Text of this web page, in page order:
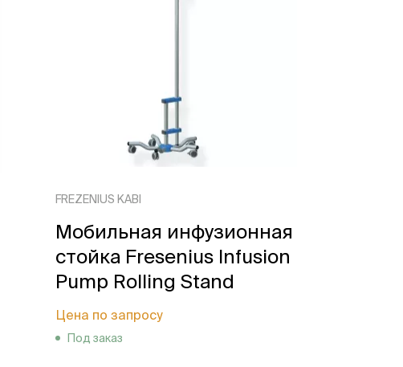
FREZENIUS KABI
Мобильная инфузионная
стойка Fresenius Infusion
Pump Rolling Stand
Цена по запросу
Под заказ